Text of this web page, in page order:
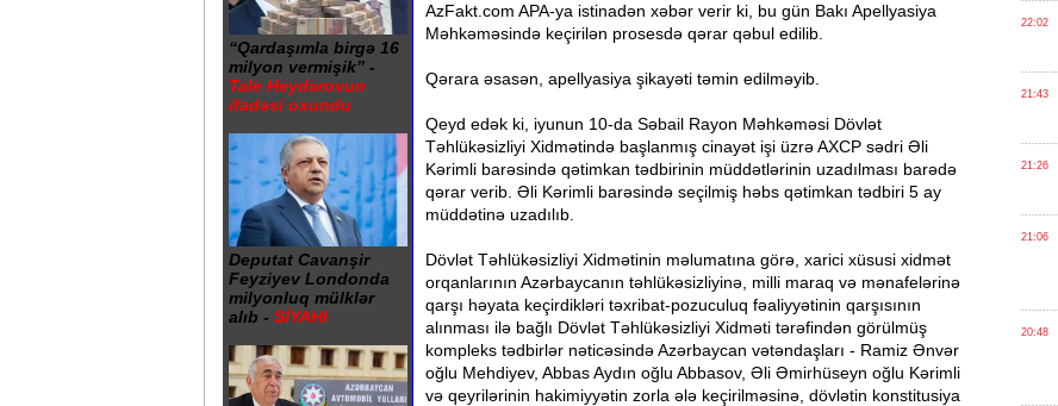
“Qardaşımla birgə 16
milyon vermişik” -
Tale Heydərovun
ifadəsi oxundu
Deputat Cavanşir
Feyziyev Londonda
milyonluq mülklər
alıb - SİYAHI
AzFakt.com APA-ya istinadən xəbər verir ki, bu gün Bakı Apellyasiya
Məhkəməsində keçirilən prosesdə qərar qəbul edilib.
Qərara əsasən, apellyasiya şikayəti təmin edilməyib.
Qeyd edək ki, iyunun 10-da Səbail Rayon Məhkəməsi Dövlət
Təhlükəsizliyi Xidmətində başlanmış cinayət işi üzrə AXCP sədri Əli
Kərimli barəsində qətimkan tədbirinin müddətlərinin uzadılması barədə
qərar verib. Əli Kərimli barəsində seçilmiş həbs qətimkan tədbiri 5 ay
müddətinə uzadılıb.
Dövlət Təhlükəsizliyi Xidmətinin məlumatına görə, xarici xüsusi xidmət
orqanlarının Azərbaycanın təhlükəsizliyinə, milli maraq və mənafelərinə
qarşı həyata keçirdikləri təxribat-pozuculuq fəaliyyətinin qarşısının
alınması ilə bağlı Dövlət Təhlükəsizliyi Xidməti tərəfindən görülmüş
kompleks tədbirlər nəticəsində Azərbaycan vətəndaşları - Ramiz Ənvər
oğlu Mehdiyev, Abbas Aydın oğlu Abbasov, Əli Əmirhüseyn oğlu Kərimli
və qeyrilərinin hakimiyyətin zorla ələ keçirilməsinə, dövlətin konstitusiya
22:02
21:43
21:26
21:06
20:48